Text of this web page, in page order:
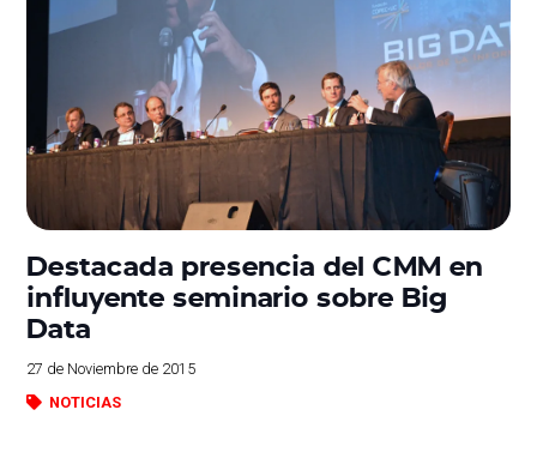
Destacada presencia del CMM en
influyente seminario sobre Big
Data
27 de Noviembre de 2015
NOTICIAS